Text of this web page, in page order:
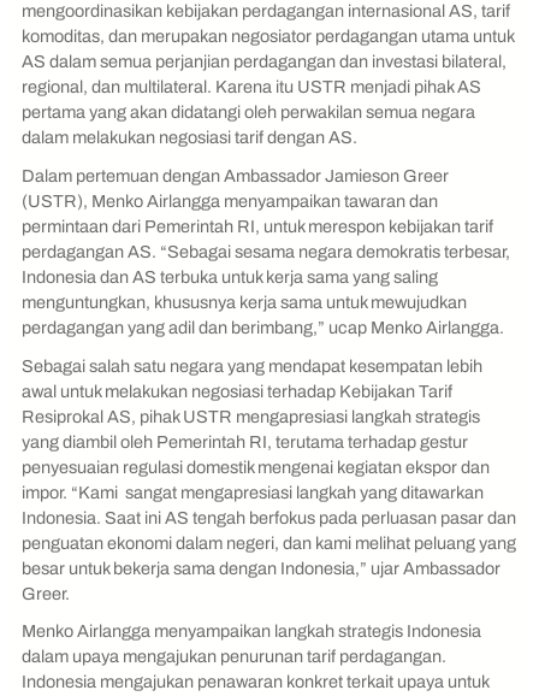
mengoordinasikan kebijakan perdagangan internasional AS, tarif
komoditas, dan merupakan negosiator perdagangan utama untuk
AS dalam semua perjanjian perdagangan dan investasi bilateral,
regional, dan multilateral. Karena itu USTR menjadi pihak AS
pertama yang akan didatangi oleh perwakilan semua negara
dalam melakukan negosiasi tarif dengan AS.
Dalam pertemuan dengan Ambassador Jamieson Greer
(USTR), Menko Airlangga menyampaikan tawaran dan
permintaan dari Pemerintah RI, untuk merespon kebijakan tarif
perdagangan AS. “Sebagai sesama negara demokratis terbesar,
Indonesia dan AS terbuka untuk kerja sama yang saling
menguntungkan, khususnya kerja sama untuk mewujudkan
perdagangan yang adil dan berimbang,” ucap Menko Airlangga.
Sebagai salah satu negara yang mendapat kesempatan lebih
awal untuk melakukan negosiasi terhadap Kebijakan Tarif
Resiprokal AS, pihak USTR mengapresiasi langkah strategis
yang diambil oleh Pemerintah RI, terutama terhadap gestur
penyesuaian regulasi domestik mengenai kegiatan ekspor dan
impor. “Kami sangat mengapresiasi langkah yang ditawarkan
Indonesia. Saat ini AS tengah berfokus pada perluasan pasar dan
penguatan ekonomi dalam negeri, dan kami melihat peluang yang
besar untuk bekerja sama dengan Indonesia,” ujar Ambassador
Greer.
Menko Airlangga menyampaikan langkah strategis Indonesia
dalam upaya mengajukan penurunan tarif perdagangan.
Indonesia mengajukan penawaran konkret terkait upaya untuk